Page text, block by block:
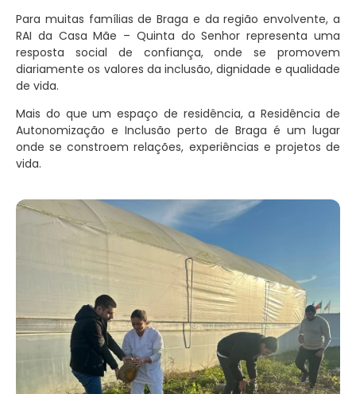
Para muitas famílias de Braga e da região envolvente, a
RAI da Casa Mãe – Quinta do Senhor representa uma
resposta social de confiança, onde se promovem
diariamente os valores da inclusão, dignidade e qualidade
de vida.
Mais do que um espaço de residência, a Residência de
Autonomização e Inclusão perto de Braga é um lugar
onde se constroem relações, experiências e projetos de
vida.